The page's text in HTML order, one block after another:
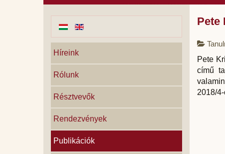
Pete
Pete
című
2018/
Híreink
Rólunk
Résztvevők
Rendezvények
Publikációk